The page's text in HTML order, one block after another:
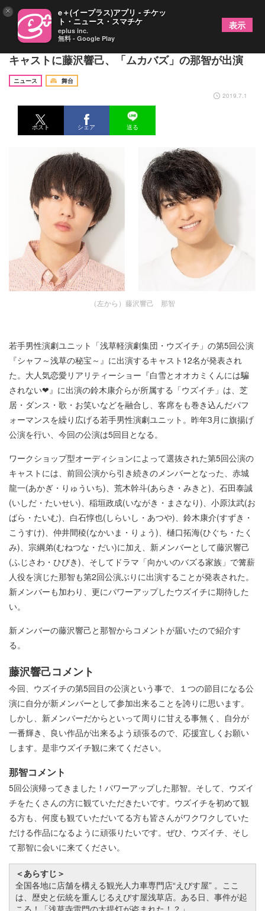
「浅草軽演劇集団・ウズイチ」第5回公演決定 新
キャストに藤沢響己、「ムカバズ」の那智が出演
ニュース
舞台
2019.7.1
ポスト シェア 送る
（左から）藤沢響己 那智
若手男性演劇ユニット「浅草軽演劇集団・ウズイチ」の第5回公演
『シャフ～浅草の秘宝～』に出演するキャスト12名が発表され
た。大人気恋愛リアリティーショー『白雪とオオカミくんには騙
されない❤』に出演の鈴木康介らが所属する「ウズイチ」は、芝
居・ダンス・歌・お笑いなどを融合し、客席をも巻き込んだパフ
ォーマンスを繰り広げる若手男性演劇ユニット。昨年3月に旗揚げ
公演を行い、今回の公演は5回目となる。
ワークショップ型オーディションによって選抜された第5回公演の
キャストには、前回公演から引き続きのメンバーとなった、赤城
龍一(あかぎ・りゅういち)、荒木幹斗(あらき・みきと)、石田泰誠
(いしだ・たいせい)、稲垣政成(いながき・まさなり)、小原汰武(お
ばら・たいむ)、白石惇也(しらいし・あつや)、鈴木康介(すずき・
こうすけ)、仲井間稜(なかいま・りょう)、樋口拓海(ひぐち・たく
み)、宗綱弟(むねつな・だい)に加え、新メンバーとして藤沢響己
(ふじさわ・ひびき)、そしてドラマ「向かいのバズる家族」で篝薪
人役を演じた那智も第2回公演ぶりに出演することが発表された。
新メンバーも加わり、更にパワーアップしたウズイチに期待した
い。
新メンバーの藤沢響己と那智からコメントが届いたので紹介す
る。
藤沢響己コメント
今回、ウズイチの第5回目の公演という事で、１つの節目になる公
演に自分が新メンバーとして参加出来ることを誇りに思います。
しかし、新メンバーだからといって周りに甘える事無く、自分が
一番輝き、良い作品が出来るよう頑張るので、応援宜しくお願い
します。是非ウズイチ観に来てください。
那智コメント
5回公演帰ってきました！パワーアップした那智。そして、ウズイ
チをたくさんの方に観ていただきたいです。ウズイチを初めて観
る方も、何度も観ていただいてる方も皆さんがワクワクしていた
だける作品になるように頑張りたいです。ぜひ、ウズイチ、そし
て那智に会いに来てください。
＜あらすじ＞
全国各地に店舗を構える観光人力車専門店“えびす屋” 。ここ
は、歴史と伝統を重んじるえびす屋浅草店。ある日、事件が起
こる！「浅草寺雷門の大提灯が盗まれた！？」
× e＋(イープラス)アプリ - チケッ
ト・ニュース・スマチケ
eplus inc.
無料 - Google Play
表示